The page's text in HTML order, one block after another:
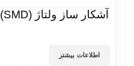
آشکار ساز ولتاژ R3112N211C (SMD)
اطلاعات بیشتر